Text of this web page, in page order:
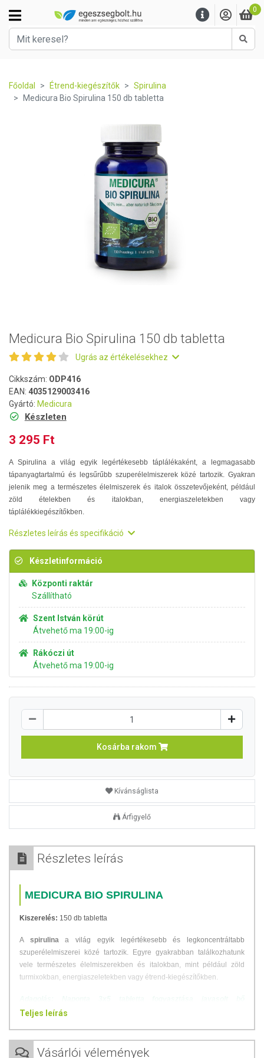
0
Főoldal Étrend-kiegészítők
Spirulina
Medicura Bio Spirulina 150 db tabletta
Medicura Bio Spirulina 150 db tabletta
Ugrás az értékelésekhez
Cikkszám: ODP416
EAN: 4035129003416
Gyártó: Medicura
Készleten
3 295 Ft
A Spirulina a világ egyik legértékesebb táplálékaként, a legmagasabb
tápanyagtartalmú és legsűrűbb szuperélelmiszerek közé tartozik. Gyakran
jelenik meg a természetes élelmiszerek és italok összetevőjeként, például
zöld ételekben és italokban, energiaszeletekben vagy
táplálékkiegészítőkben.
Részletes leírás és specifikáció
Készletinformáció
Központi raktár
Szállítható
Szent István körút
Átvehető ma 19:00-ig
Rákóczi út
Átvehető ma 19:00-ig
Kosárba rakom
Kívánságlista
Árfigyelő
Részletes leírás
MEDICURA BIO SPIRULINA
Kiszerelés: 150 db tabletta
A spirulinaa világ egyik legértékesebb és legkoncentráltabb
szuperélelmiszerei közé tartozik. Egyre gyakrabban találkozhatunk
vele természetes élelmiszerekben és italokban, mint például zöld
turmixokban, energiaszeletekben vagy étrend-kiegészítőkben.
folyadékkal. Kérjük, ne lépje túl a javasolt napi adagot! 1 tabletta
Magas fehérjetartalommal rendelkezik
Teljes leírás
Vásárlói vélemények